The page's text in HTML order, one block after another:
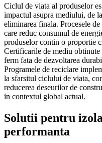
Ciclul de viata al produselor
impactul asupra mediului, de
eliminarea finala. Procesele
care reduc consumul de
produselor contin o proportie
Certificarile de mediu
ferm fata de dezvoltarea
Programele de reciclare
la sfarsitul ciclului de viata,
reducerea deseurilor de
in contextul global actual.
Solutii pentru
performanta